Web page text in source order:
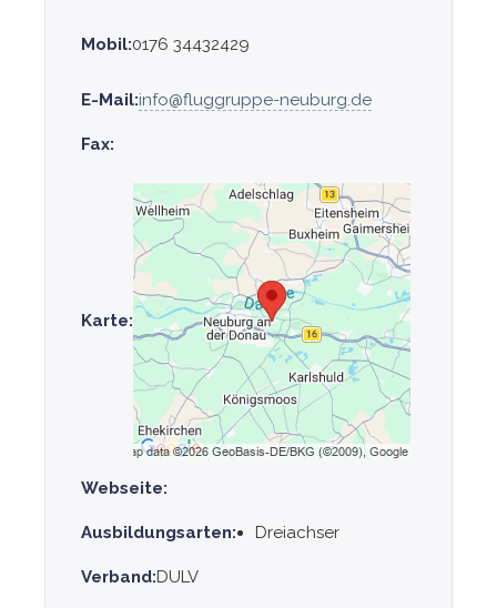
Mobil:0176 34432429
E-Mail:info@fluggruppe-neuburg.de
Fax:
Karte:
Webseite:
Ausbildungsarten: Dreiachser
Verband:DULV